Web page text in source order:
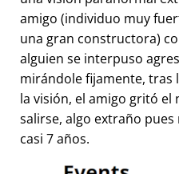
amigo (individuo muy
una gran constructora)
alguien se interpuso
mirándole fijamente, tras
la visión, el amigo gritó
salirse, algo extraño pues
casi 7 años.